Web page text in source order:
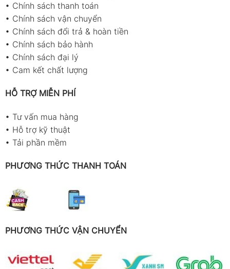
• Chính sách thanh toán
• Chính sách vận chuyển
• Chính sách đổi trả & hoàn tiền
• Chính sách bảo hành
• Chính sách đại lý
• Cam kết chất lượng
HỖ TRỢ MIỄN PHÍ
• Tư vấn mua hàng
• Hỗ trợ kỹ thuật
• Tải phần mềm
PHƯƠNG THỨC THANH TOÁN
PHƯƠNG THỨC VẬN CHUYỂN